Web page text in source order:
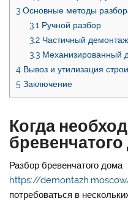
3 Основные методы
3.1 Ручной разбор
3.2Частичный демонтаж
3.3Механизированный
4 Вывоз и утилизация
5 Заключение
Когда
Разбор бревенчатого дома
https://
потребоваться в